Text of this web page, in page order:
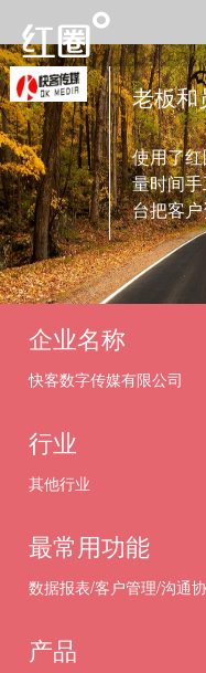
老板和
使用了
量时间
台把客
企业名称
快客数字传媒有限公司
行业
其他行业
最常用功能
数据报表/客户管理/沟通
产品